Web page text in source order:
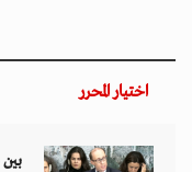
اختيار المحرر